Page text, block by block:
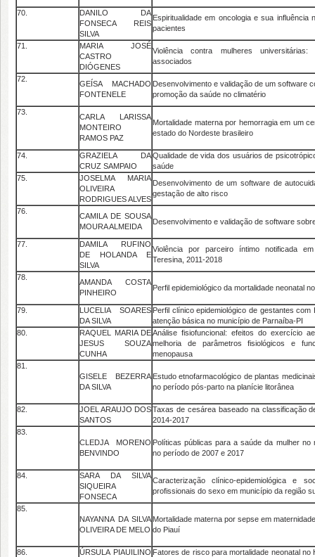
70.
DANILO DA
FONSECA REIS
SILVA
Espiritualidade em oncologia e sua influência
pacientes
71.
MARIA JOSÉ
CASTRO
DIÓGENES
Violência contra mulheres
associados
72.
GEÍSA MACHADO
FONTENELE
Desenvolvimento e validação de um software
promoção da saúde no climatério
73.
CARLA LARISSA
MONTEIRO
RAMOS PAZ
Mortalidade materna por hemorragia em um
estado do Nordeste brasileiro
74.
GRAZIELA DA
CRUZ SAMPAIO
Qualidade de vida dos usuários de
saúde
75.
JOSELMA MARIA
OLIVEIRA
RODRIGUES ALVES
Desenvolvimento de um software de
gestação de alto risco
76.
CAMILA DE SOUSA
MOURA ALMEIDA
Desenvolvimento e validação de software
77.
DAMILA RUFINO
DE HOLANDA E
SILVA
Violência por parceiro íntimo notificada
Teresina, 2011-2018
78.
AMANDA COSTA
PINHEIRO
Perfil epidemiológico da mortalidade neonatal
79.
LUCELIA SOARES
DA SILVA
Perfil clínico epidemiológico de gestantes
atenção básica no município de Parnaíba-PI
80.
RAQUEL MARIA DE
JESUS SOUZA
CUNHA
Análise fisiofuncional: efeitos do exercício
melhoria de parâmetros fisiológicos e
menopausa
81.
GISELE BEZERRA
DA SILVA
Estudo etnofarmacológico de plantas
no período pós-parto na planície litorânea
82.
JOEL ARAUJO DOS
SANTOS
Taxas de cesárea baseado na classificação
2014-2017
83.
CLEDJA MORENO
BENVINDO
Políticas públicas para a saúde da mulher no
no período de 2007 e 2017
84.
SARA DA SILVA
SIQUEIRA
FONSECA
Caracterização clínico-epidemiológica e
profissionais do sexo em município da região
85.
NAYANNA DA SILVA
OLIVEIRA DE MELO
Mortalidade materna por sepse em
do Piauí
86.
ÚRSULA PIAUILINO Fatores de risco para mortalidade neonatal no